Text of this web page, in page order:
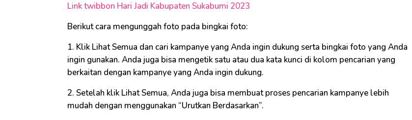
Link twibbon Hari Jadi Kabupaten Sukabumi 2023
Berikut cara mengunggah foto pada bingkai foto:
1. Klik Lihat Semua dan cari kampanye yang Anda ingin dukung serta bingkai foto yang Anda
ingin gunakan. Anda juga bisa mengetik satu atau dua kata kunci di kolom pencarian yang
berkaitan dengan kampanye yang Anda ingin dukung.
2. Setelah klik Lihat Semua, Anda juga bisa membuat proses pencarian kampanye lebih
mudah dengan menggunakan “Urutkan Berdasarkan”.